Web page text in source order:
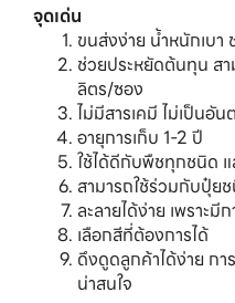
จุดเด่น
ขนส่งง่าย น้ำหนักเบา
ช่วยประหยัดต้นทุน ส
ลิตร/ซอง
ไม่มีสารเคมี ไม่เป็นอั
อายุการเก็บ 1-2 ปี
ใช้ได้ดีกับพืชทุกชนิด
สามารถใช้ร่วมกับปุ๋ย
ละลายได้ง่าย เพราะมี
เลือกสีที่ต้องการได้
ดึงดูดลูกค้าได้ง่าย กา
น่าสนใจ